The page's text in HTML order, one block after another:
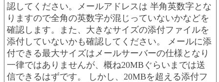
認してください。メールアドレスは 半角英数字とな
りますので全角の英数字が混じっていないかなどを
確認します。また、大きなサイズの添付ファイルを
添付していないかも確認してください。 メールに添
付できる最大サイズはメールサーバーの仕様となり
一律ではありませんが、概ね20MBぐらいまでは送
信できるはずです。 しかし、20MBを超える添付フ